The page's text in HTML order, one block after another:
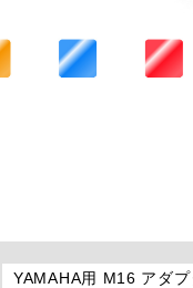
YAMAHA用 M16 アダ